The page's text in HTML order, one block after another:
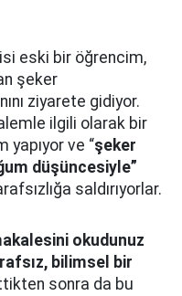
eski bir öğrencim,
şeker
ziyarete gidiyor.
ilgili olarak bir
yapıyor ve “şeker
düşüncesiyle”
saldırıyorlar.
okudunuz
bilimsel bir
sonra da bu